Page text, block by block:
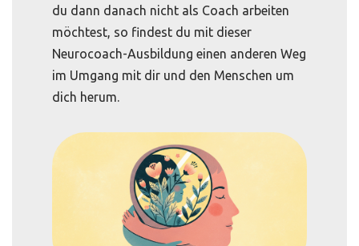
du dann danach nicht als Coach arbeiten
möchtest, so findest du mit dieser
Neurocoach-Ausbildung einen anderen Weg
im Umgang mit dir und den Menschen um
dich herum.